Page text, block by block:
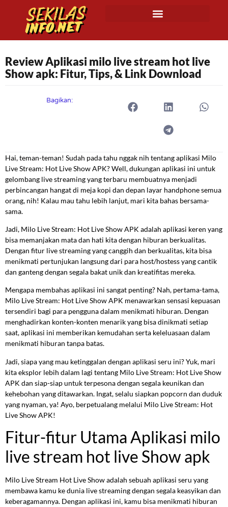
Review Aplikasi milo live stream hot live
Show apk: Fitur, Tips, & Link Download
Bagikan:
Hai, teman-teman! Sudah pada tahu nggak nih tentang aplikasi Milo
Live Stream: Hot Live Show APK? Well, dukungan aplikasi ini untuk
gelombang live streaming yang terbaru membuatnya menjadi
perbincangan hangat di meja kopi dan depan layar handphone semua
orang, nih! Kalau mau tahu lebih lanjut, mari kita bahas bersama-
sama.
Jadi, Milo Live Stream: Hot Live Show APK adalah aplikasi keren yang
bisa memanjakan mata dan hati kita dengan hiburan berkualitas.
Dengan fitur live streaming yang canggih dan berkualitas, kita bisa
menikmati pertunjukan langsung dari para host/hostess yang cantik
dan ganteng dengan segala bakat unik dan kreatifitas mereka.
Mengapa membahas aplikasi ini sangat penting? Nah, pertama-tama,
Milo Live Stream: Hot Live Show APK menawarkan sensasi kepuasan
tersendiri bagi para pengguna dalam menikmati hiburan. Dengan
menghadirkan konten-konten menarik yang bisa dinikmati setiap
saat, aplikasi ini memberikan kemudahan serta keleluasaan dalam
menikmati hiburan tanpa batas.
Jadi, siapa yang mau ketinggalan dengan aplikasi seru ini? Yuk, mari
kita eksplor lebih dalam lagi tentang Milo Live Stream: Hot Live Show
APK dan siap-siap untuk terpesona dengan segala keunikan dan
kehebohan yang ditawarkan. Ingat, selalu siapkan popcorn dan duduk
yang nyaman, ya! Ayo, berpetualang melalui Milo Live Stream: Hot
Live Show APK!
Fitur-fitur Utama Aplikasi milo
live stream hot live Show apk
Milo Live Stream Hot Live Show adalah sebuah aplikasi seru yang
membawa kamu ke dunia live streaming dengan segala keasyikan dan
keberagamannya. Dengan aplikasi ini, kamu bisa menikmati hiburan